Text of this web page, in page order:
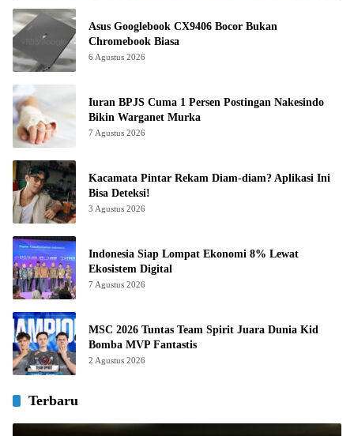
Asus Googlebook CX9406 Bocor Bukan
Chromebook Biasa
6 Agustus 2026
Iuran BPJS Cuma 1 Persen Postingan Nakesindo
Bikin Warganet Murka
7 Agustus 2026
Kacamata Pintar Rekam Diam-diam? Aplikasi Ini
Bisa Deteksi!
3 Agustus 2026
Indonesia Siap Lompat Ekonomi 8% Lewat
Ekosistem Digital
7 Agustus 2026
MSC 2026 Tuntas Team Spirit Juara Dunia Kid
Bomba MVP Fantastis
2 Agustus 2026
Terbaru